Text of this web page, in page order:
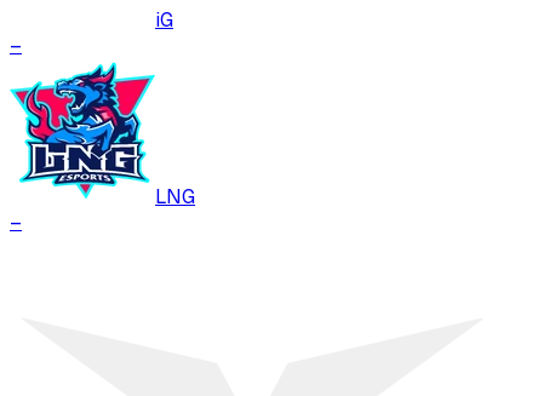
iG
–
LNG
–